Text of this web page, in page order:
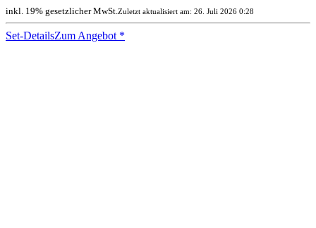
inkl. 19% gesetzlicher MwSt. Zuletzt aktualisiert am: 26. Juli 2026 0:28
Set-DetailsZum Angebot *